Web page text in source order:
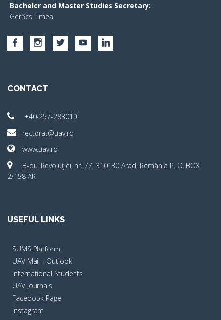
Bachelor and Master Studies Secretary:
Gerőcs Timea
CONTACT
+40-257-283010
rectorat@uav.ro
www.uav.ro
B-dul Revoluţiei, nr. 77, 310130 Arad, România P. O. BOX
2/158 AR
USEFUL LINKS
SUMS Platform
UAV Mail - Outlook
International Students
UAV Journals
Facebook Page
Instagram